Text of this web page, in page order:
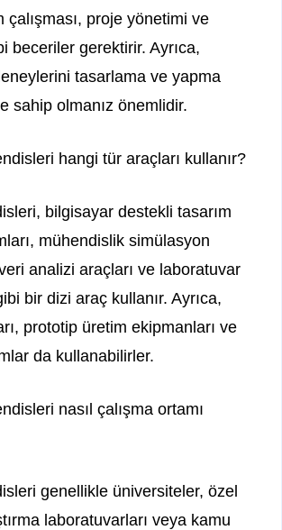
çalışması, proje yönetimi ve
beceriler gerektirir. Ayrıca,
tasarlama ve yapma
sahip olmanız önemlidir.
hangi tür araçları kullanır?
bilgisayar destekli tasarım
mühendislik simülasyon
analizi araçları ve laboratuvar
bir dizi araç kullanır. Ayrıca,
prototip üretim ekipmanları ve
da kullanabilirler.
nasıl çalışma ortamı
genellikle üniversiteler, özel
laboratuvarları veya kamu